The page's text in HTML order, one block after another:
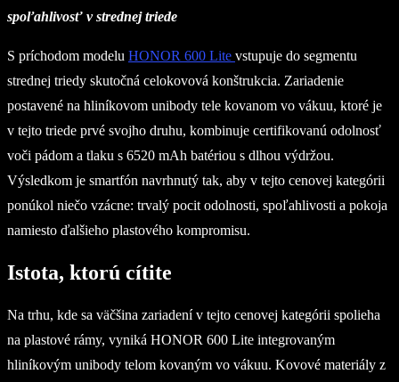
spoľahlivosť v strednej triede
S príchodom modelu HONOR 600 Lite vstupuje do segmentu
strednej triedy skutočná celokovová konštrukcia. Zariadenie
postavené na hliníkovom unibody tele kovanom vo vákuu, ktoré je
v tejto triede prvé svojho druhu, kombinuje certifikovanú odolnosť
voči pádom a tlaku s 6520 mAh batériou s dlhou výdržou.
Výsledkom je smartfón navrhnutý tak, aby v tejto cenovej kategórii
ponúkol niečo vzácne: trvalý pocit odolnosti, spoľahlivosti a pokoja
namiesto ďalšieho plastového kompromisu.
Istota, ktorú cítite
Na trhu, kde sa väčšina zariadení v tejto cenovej kategórii spolieha
na plastové rámy, vyniká HONOR 600 Lite integrovaným
hliníkovým unibody telom kovaným vo vákuu. Kovové materiály z